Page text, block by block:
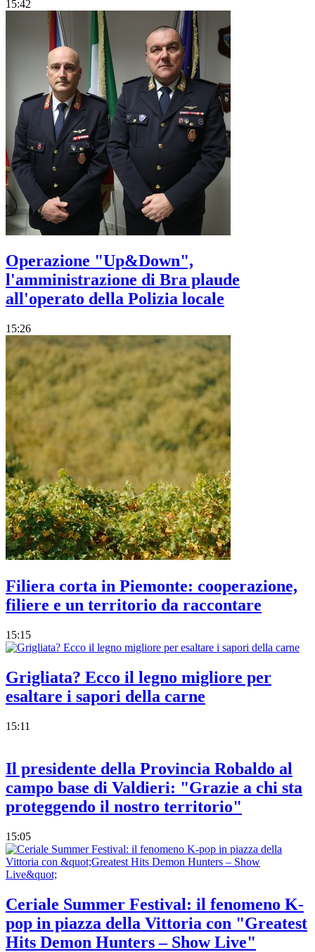
15:42
Operazione "Up&Down",
l'amministrazione di Bra plaude
all'operato della Polizia locale
15:26
Filiera corta in Piemonte: cooperazione,
filiere e un territorio da raccontare
15:15
Grigliata? Ecco il legno migliore per
esaltare i sapori della carne
15:11
Il presidente della Provincia Robaldo al
campo base di Valdieri: "Grazie a chi sta
proteggendo il nostro territorio"
15:05
Ceriale Summer Festival: il fenomeno K-
pop in piazza della Vittoria con "Greatest
Hits Demon Hunters – Show Live"